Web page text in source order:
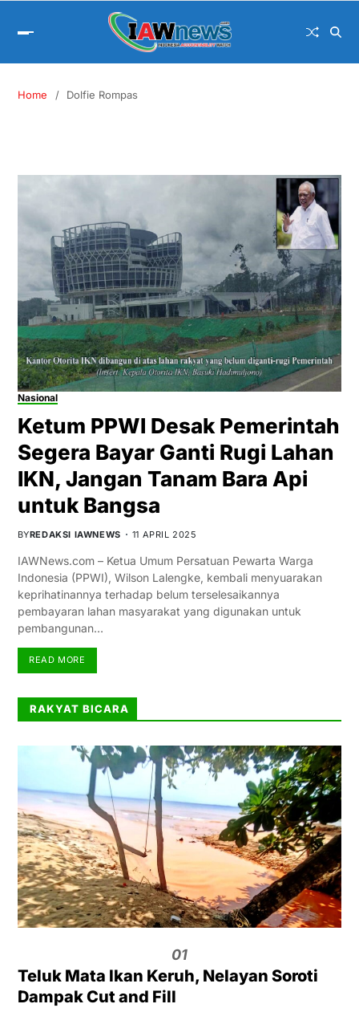
Home Dolfie Rompas
Nasional
Ketum PPWI Desak Pemerintah
Segera Bayar Ganti Rugi Lahan
IKN, Jangan Tanam Bara Api
untuk Bangsa
BYREDAKSI IAWNEWS 11 APRIL 2025
IAWNews.com – Ketua Umum Persatuan Pewarta Warga
Indonesia (PPWI), Wilson Lalengke, kembali menyuarakan
keprihatinannya terhadap belum terselesaikannya
pembayaran lahan masyarakat yang digunakan untuk
pembangunan…
READ MORE
RAKYAT BICARA
01
Teluk Mata Ikan Keruh, Nelayan Soroti
Dampak Cut and Fill